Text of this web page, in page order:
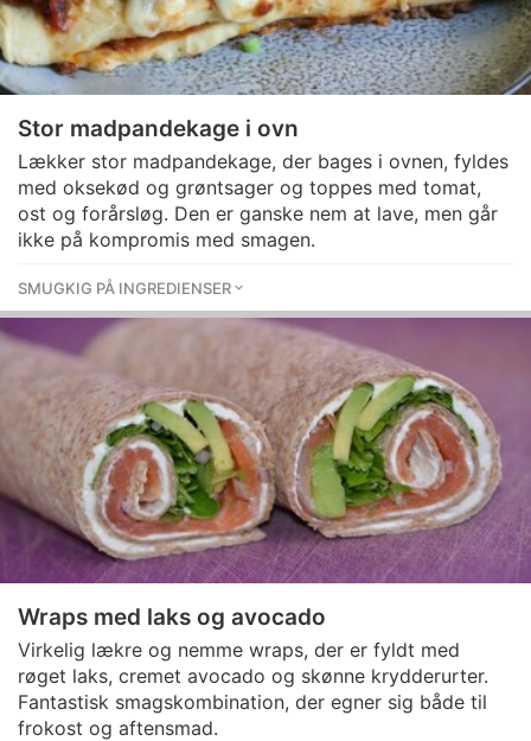
Stor madpandekage i ovn
Lækker stor madpandekage, der bages i ovnen, fyldes
med oksekød og grøntsager og toppes med tomat,
ost og forårsløg. Den er ganske nem at lave, men går
ikke på kompromis med smagen.
SMUGKIG PÅ INGREDIENSER
Wraps med laks og avocado
Virkelig lækre og nemme wraps, der er fyldt med
røget laks, cremet avocado og skønne krydderurter.
Fantastisk smagskombination, der egner sig både til
frokost og aftensmad.